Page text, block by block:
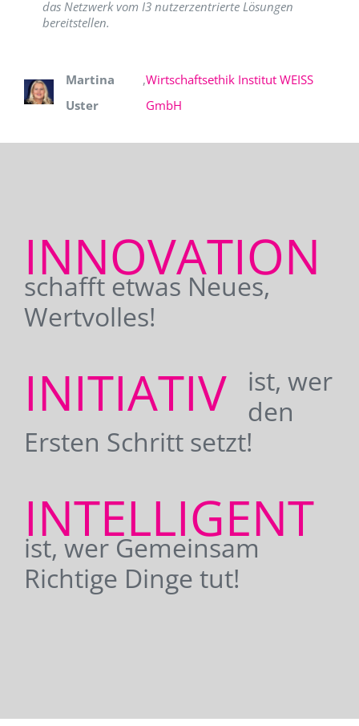
das Netzwerk vom I3 nutzerzentrierte Lösungen
bereitstellen.
Martina
Uster
,Wirtschaftsethik Institut WEISS
GmbH
INNOVATION
schafft etwas Neues,
Wertvolles!
INITIATIV
ist, wer
den
Ersten Schritt setzt!
INTELLIGENT
ist, wer Gemeinsam
Richtige Dinge tut!